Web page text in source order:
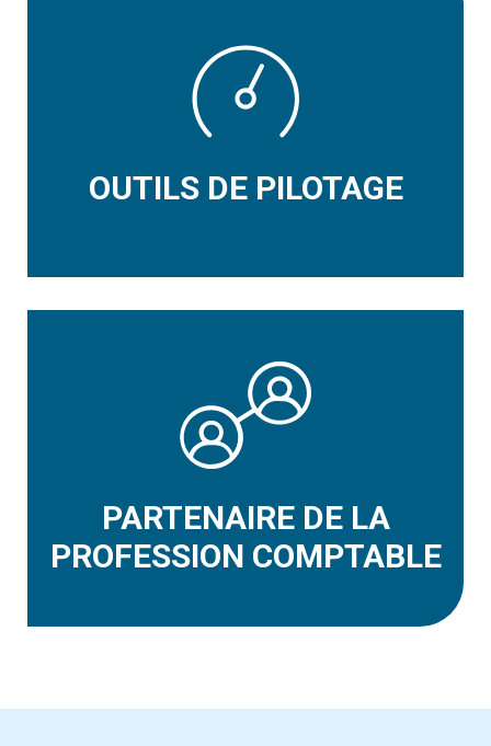
OUTILS DE PILOTAGE
PARTENAIRE DE LA
PROFESSION COMPTABLE